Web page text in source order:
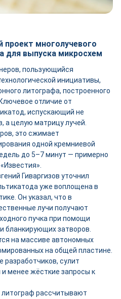
проект многолучевого
для выпуска микросхем
пользующийся
инициативы,
литографа, построенного
отличие от
испускающий не
а целую матрицу лучей.
это сжимает
одной кремниевой
до 5–7 минут — примерно
Гиваргизов уточнил
уже воплощена в
Он указал, что в
лучи получают
пучка при помощи
бланкирующих затворов.
на массиве автономных
на общей пластине.
разработчиков, сулит
менее жёсткие запросы к
рассчитывают